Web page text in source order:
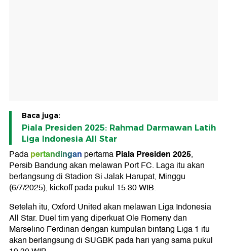
Baca juga:
Piala Presiden 2025: Rahmad Darmawan Latih
Liga Indonesia All Star
Padapertandingan pertamaPiala Presiden 2025,
Persib Bandung akan melawan Port FC. Laga itu akan
berlangsung di Stadion Si Jalak Harupat, Minggu
(6/7/2025), kickoff pada pukul 15.30 WIB.
Setelah itu, Oxford United akan melawan Liga Indonesia
All Star. Duel tim yang diperkuat Ole Romeny dan
Marselino Ferdinan dengan kumpulan bintang Liga 1 itu
akan berlangsung di SUGBK pada hari yang sama pukul